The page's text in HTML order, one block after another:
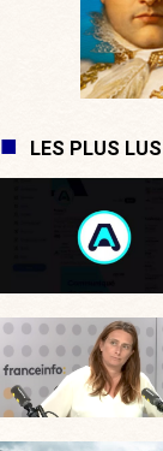
LES PLUS